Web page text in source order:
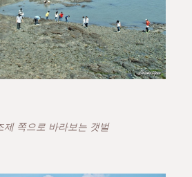
제 쪽으로 바라보는 갯벌